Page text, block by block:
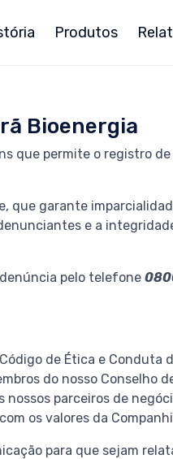
Produtos
Bioenergia
que permite o registro de
que garante
e a
pelo telefone
de Ética e Conduta
do nosso Conselho
nossos parceiros de
os valores da
para que sejam